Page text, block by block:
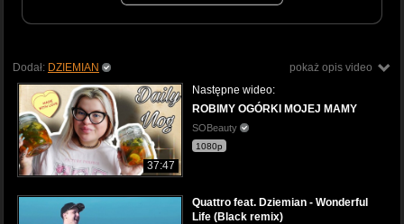
pokaż opis video
Dodał: DZIEMIAN
37:47
Następne wideo:
ROBIMY OGÓRKI MOJEJ MAMY
SOBeauty
1080p
Quattro feat. Dziemian - Wonderful
Life (Black remix)